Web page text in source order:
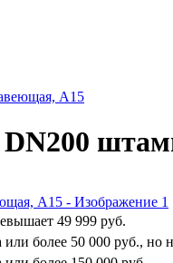
A15
49 999 руб.
или более 50 000 руб., но